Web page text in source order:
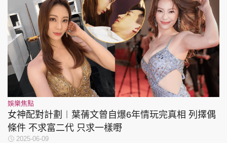
娛樂焦點
女神配對計劃︱葉蒨文曾自爆6年情玩完真相 列擇偶
條件 不求富二代 只求一樣嘢
2025-06-09